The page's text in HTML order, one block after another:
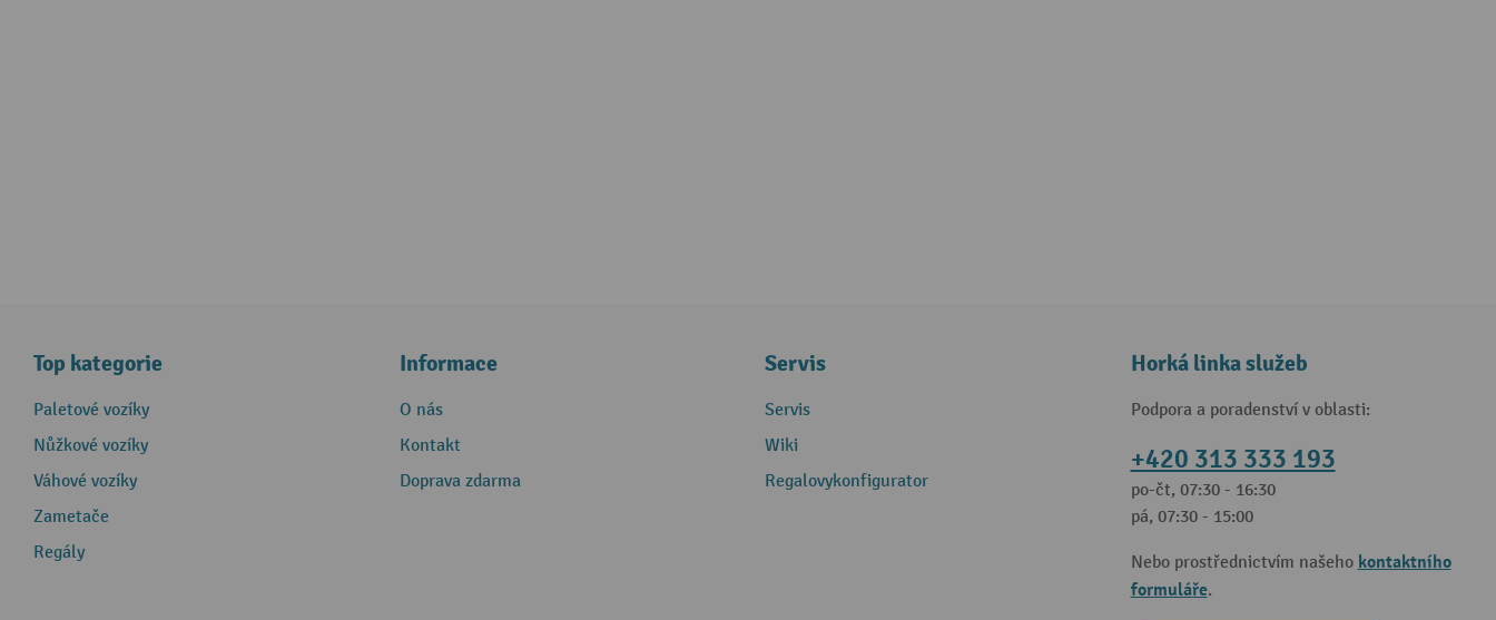
Top kategorie
Paletové vozíky
Nůžkové vozíky
Váhové vozíky
Zametače
Regály
Informace
O nás
Kontakt
Doprava zdarma
Servis
Servis
Wiki
Regalovykonfigurator
Horká linka služeb
Podpora a poradenství v oblasti:
+420 313 333 193
po-čt, 07:30 - 16:30
pá, 07:30 - 15:00
Nebo prostřednictvím našeho kontaktního
formuláře.